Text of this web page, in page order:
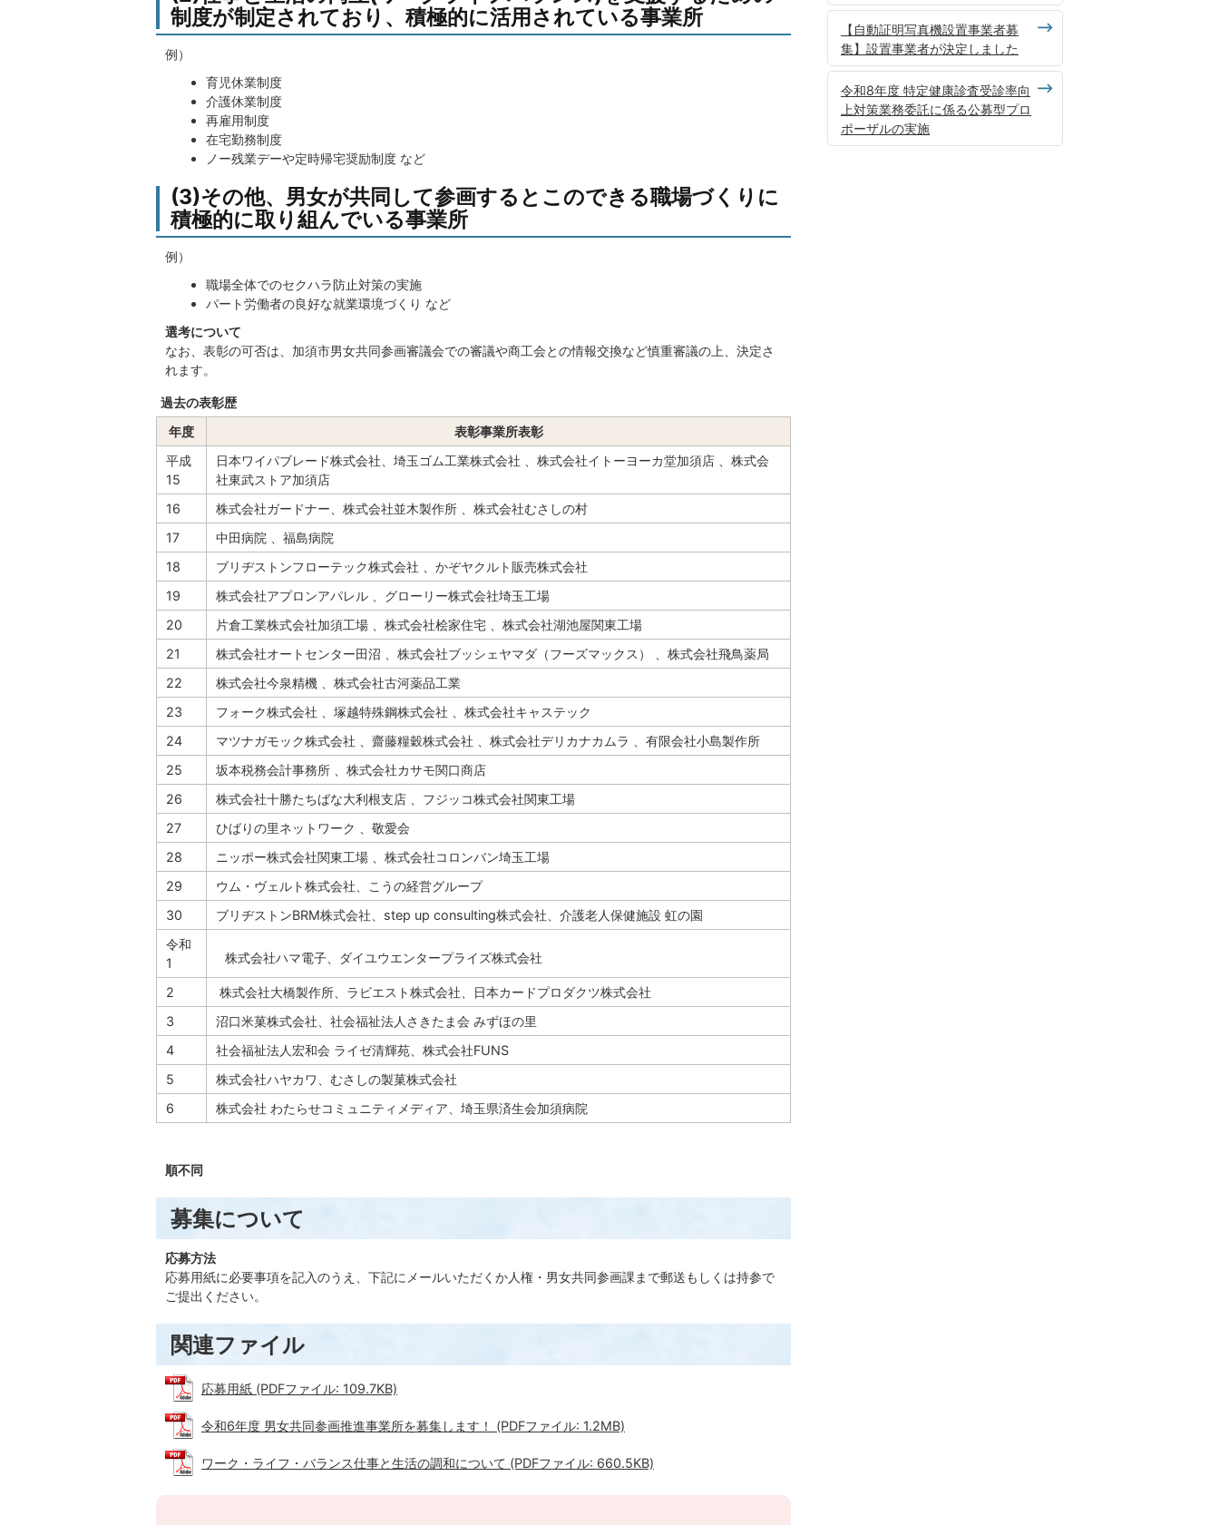
制度が制定されており、積極的に活用されている事業所
例）
育児休業制度
介護休業制度
再雇用制度
在宅勤務制度
ノー残業デーや定時帰宅奨励制度 など
(3)その他、男女が共同して参画するとこのできる職場づくりに
積極的に取り組んでいる事業所
例）
職場全体でのセクハラ防止対策の実施
パート労働者の良好な就業環境づくり など
選考について
なお、表彰の可否は、加須市男女共同参画審議会での審議や商工会との情報交換など慎重審議の上、決定さ
れます。
過去の表彰歴
年度
表彰事業所表彰
平成
15
日本ワイパブレード株式会社、埼玉ゴム工業株式会社 、株式会社イトーヨーカ堂加須店 、株式会
社東武ストア加須店
16
株式会社ガードナー、株式会社並木製作所 、株式会社むさしの村
17
中田病院 、福島病院
18
ブリヂストンフローテック株式会社 、かぞヤクルト販売株式会社
19
株式会社アプロンアパレル 、グローリー株式会社埼玉工場
20
片倉工業株式会社加須工場 、株式会社桧家住宅 、株式会社湖池屋関東工場
21
株式会社オートセンター田沼 、株式会社ブッシェヤマダ（フーズマックス） 、株式会社飛鳥薬局
22
株式会社今泉精機 、株式会社古河薬品工業
23
フォーク株式会社 、塚越特殊鋼株式会社 、株式会社キャステック
24
マツナガモック株式会社 、齋藤糧穀株式会社 、株式会社デリカナカムラ 、有限会社小島製作所
25
坂本税務会計事務所 、株式会社カサモ関口商店
26
株式会社十勝たちばな大利根支店 、フジッコ株式会社関東工場
27
ひばりの里ネットワーク 、敬愛会
28
ニッポー株式会社関東工場 、株式会社コロンバン埼玉工場
29
ウム・ヴェルト株式会社、こうの経営グループ
30
ブリヂストンBRM株式会社、step up consulting株式会社、介護老人保健施設 虹の園
令和
1
株式会社ハマ電子、ダイユウエンタープライズ株式会社
2
株式会社大橋製作所、ラビエスト株式会社、日本カードプロダクツ株式会社
3
沼口米菓株式会社、社会福祉法人さきたま会 みずほの里
4
社会福祉法人宏和会 ライゼ清輝苑、株式会社FUNS
5
株式会社ハヤカワ、むさしの製菓株式会社
6
株式会社 わたらせコミュニティメディア、埼玉県済生会加須病院
順不同
募集について
応募方法
応募用紙に必要事項を記入のうえ、下記にメールいただくか人権・男女共同参画課まで郵送もしくは持参で
ご提出ください。
関連ファイル
応募用紙 (PDFファイル: 109.7KB)
令和6年度 男女共同参画推進事業所を募集します！ (PDFファイル: 1.2MB)
ワーク・ライフ・バランス仕事と生活の調和について (PDFファイル: 660.5KB)
【自動証明写真機設置事業者募
集】設置事業者が決定しました
令和8年度 特定健康診査受診率向
上対策業務委託に係る公募型プロ
ポーザルの実施